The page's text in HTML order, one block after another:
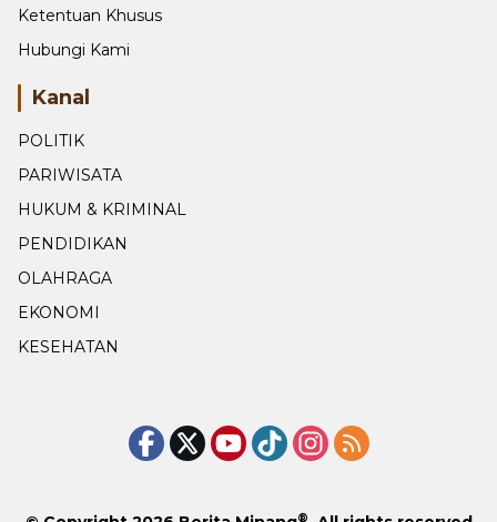
Ketentuan Khusus
Hubungi Kami
Kanal
POLITIK
PARIWISATA
HUKUM & KRIMINAL
PENDIDIKAN
OLAHRAGA
EKONOMI
KESEHATAN
®